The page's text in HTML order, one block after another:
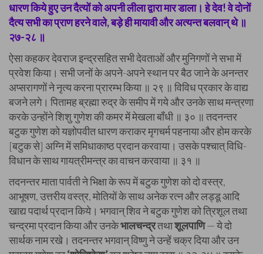
धारण किये हुए उन दैत्यों को अपनी लीला द्वारा मार डाला। हे देव! वे दोनों
दैत्य सभी का प्राण हरने वाले, बड़े ही मायावी और अत्यन्त बलवान् थे ॥
२७-२८ ॥
ऐसा कहकर देवराज इन्द्रसहित सभी देवताओं और मुनिगणों ने सभा में
प्रवेश किया। सभी जनों के अपने-अपने स्थान पर बैठ जाने के अनन्तर
अप्सरागणों ने नृत्य करना प्रारम्भ किया ॥ २९ ॥ विविध प्रकार के वाद्य
बजने लगे। पितामह ब्रह्मा रुद्र के समीप में गये और उनके साथ मन्त्रणा
करके उन्होंने शिशु गुणेश की कमर में मेखला बाँधी ॥ ३० ॥ तदनन्तर
बटुक गुणेश को यज्ञोपवीत धारण कराकर मृगचर्म पहनाया और होम करके
[बटुक से] अग्नि में समिधाकाष्ठ प्रदान करवाया। उसके पश्चात् विधि-
विधान के साथ गायत्रीमन्त्र का वाचन करवाया ॥ ३१ ॥
तदनन्तर माता पार्वती ने भिक्षा के रूप में बटुक गुणेश को दो वस्त्र,
आभूषण, उत्तरीय वस्त्र, मोतियों के साथ अनेक रत्न और लड्डू आदि
खाद्य पदार्थ प्रदान किये। भगवान् शिव ने बटुक गुणेश को त्रिशूल तथा
चन्द्रमा प्रदान किया और उनकेभालचन्द्रतथाशूलपाणि— ये दो
सार्थक नाम रखे। तदनन्तर भगवान् विष्णु ने उन्हें चक्र दिया और उन